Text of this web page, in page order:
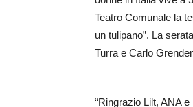
Teatro Comunale la
un tulipano”. La
Turra e Carlo
“Ringrazio Lilt, ANA